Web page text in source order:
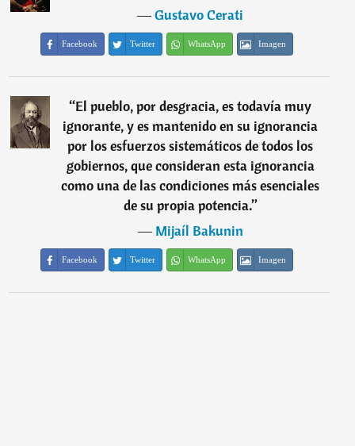
―Gustavo Cerati
Facebook Twitter WhatsApp Imagen
“El pueblo, por desgracia, es todavía muy
ignorante, y es mantenido en su ignorancia
por los esfuerzos sistemáticos de todos los
gobiernos, que consideran esta ignorancia
como una de las condiciones más esenciales
de su propia potencia.”
―Mijaíl Bakunin
Facebook Twitter WhatsApp Imagen